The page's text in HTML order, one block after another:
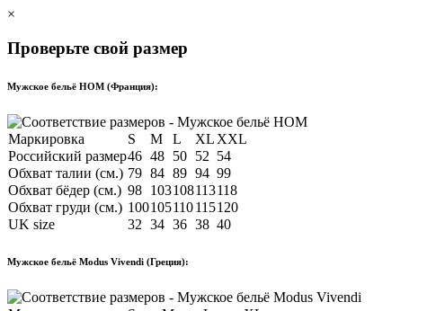
×
Проверьте свой размер
Мужское бельё HOM (Франция):
Маркировка S M L XL XXL
Российский размер46 48 50 52 54
Обхват талии (см.) 79 84 89 94 99
Обхват бёдер (см.) 98 103108113118
Обхват груди (см.) 100105110115120
UK size
32 34 36 38 40
Мужское бельё Modus Vivendi (Греция):